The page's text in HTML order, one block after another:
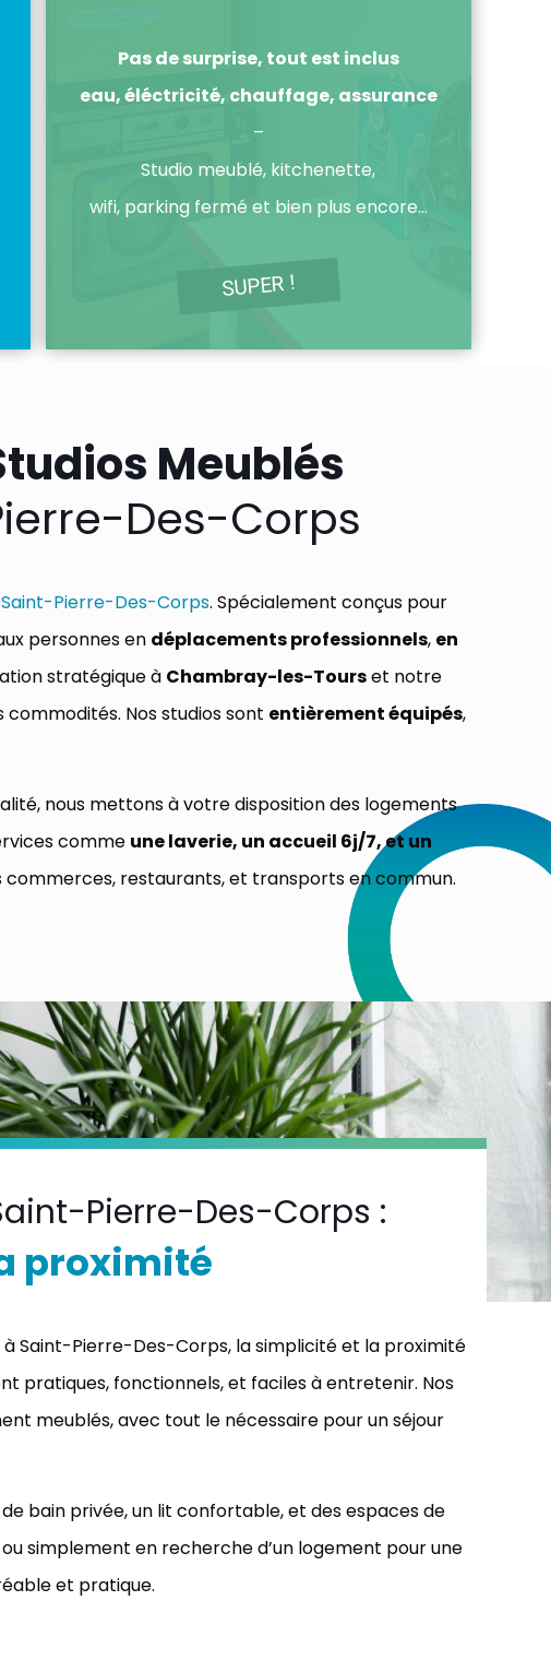
Pas de surprise, tout est inclus
eau, éléctricité, chauffage, assurance
–
Studio meublé, kitchenette,
wifi, parking fermé et bien plus encore…
SUPER !
Meublés
Des-Corps
Saint-Pierre-Des-Corps. Spécialement conçus pour
personnes en déplacements professionnels, en
stratégique à Chambray-les-Tourset notre
Nos studios sont entièrement équipés,
nous mettons à votre disposition des logements
comme une laverie, un accueil 6j/7, et un
restaurants, et transports en commun.
Pierre-Des-Corps :
proximité
Saint-Pierre-Des-Corps, la simplicité et la proximité
pratiques, fonctionnels, et faciles à entretenir. Nos
meublés, avec tout le nécessaire pour un séjour
bain privée, un lit confortable, et des espaces de
simplement en recherche d’un logement pour une
et pratique.